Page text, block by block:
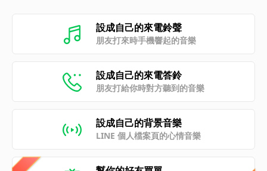
設成自己的來電鈴聲
朋友打來時手機響起的音樂
設成自己的來電答鈴
朋友打給你時對方聽到的音樂
設成自己的背景音樂
LINE 個人檔案頁的心情音樂